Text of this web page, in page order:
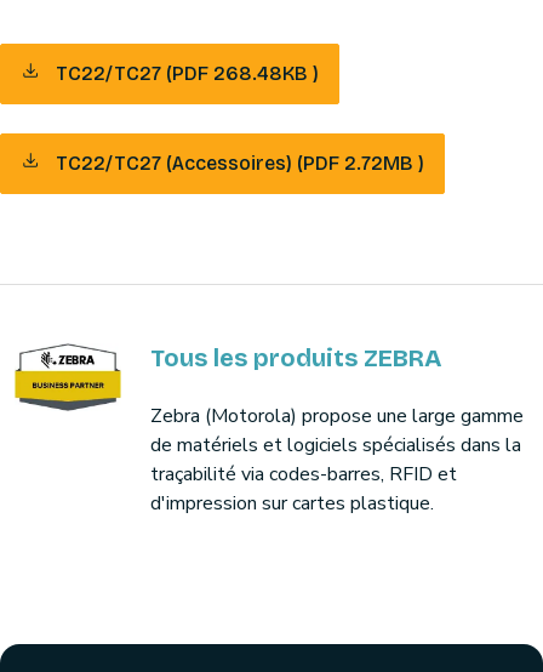
TC22/TC27 (PDF 268.48KB )
TC22/TC27 (Accessoires) (PDF 2.72MB )
Tous les produits ZEBRA
Zebra (Motorola) propose une large gamme
de matériels et logiciels spécialisés dans la
traçabilité via codes-barres, RFID et
d'impression sur cartes plastique.